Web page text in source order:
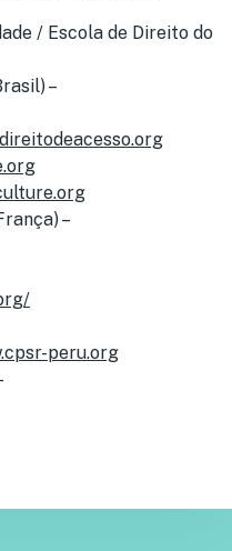
/ Escola de Direito do
–
–
peru.org